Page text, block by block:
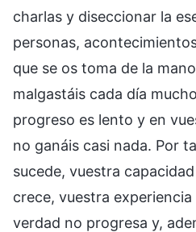
charlas y diseccionar la
personas,
que se os toma de la
malgastáis cada día
progreso es lento y en
no ganáis casi nada. Por
sucede, vuestra
crece, vuestra
verdad no progresa y,